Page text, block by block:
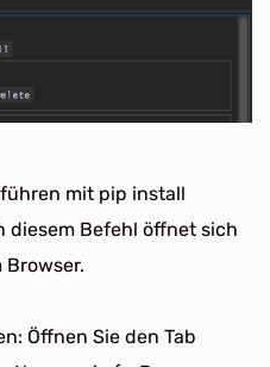
mit pip install
diesem Befehl öffnet sich
Öffnen Sie den Tab